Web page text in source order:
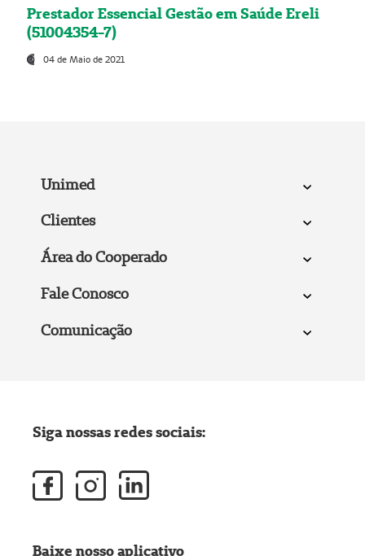
Prestador Essencial Gestão em Saúde Ereli
(51004354-7)
04 de Maio de 2021
Unimed
Clientes
Área do Cooperado
Fale Conosco
Comunicação
Siga nossas redes sociais:
Baixe nosso aplicativo